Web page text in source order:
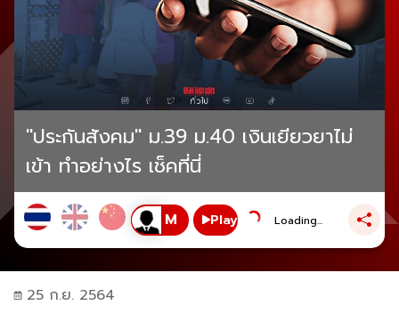
"ประกันสังคม" ม.39 ม.40 เงินเยียวยาไม่
เข้า ทำอย่างไร เช็คที่นี่
Play Loading...
25 ก.ย. 2564